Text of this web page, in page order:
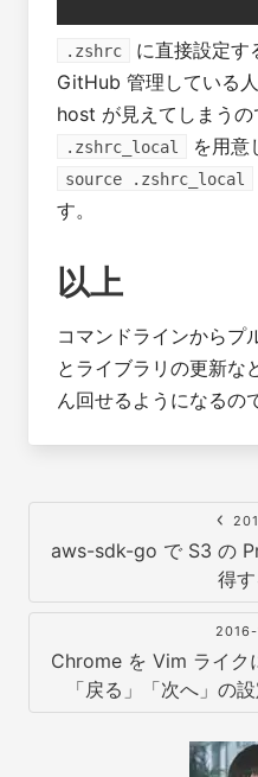
.zshrc に直接設定す
GitHub 管理している
host が見えてしまうの
.zshrc_local を用意
source .zshrc_local
す。
以上
コマンドラインからプ
とライブラリの更新な
ん回せるようになるの
aws-sdk-go で S3 の
得
Chrome を Vim ライク
「戻る」「次へ」の